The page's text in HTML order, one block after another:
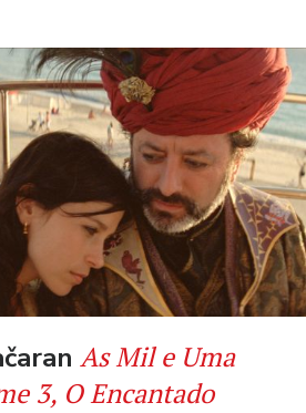
As Mil e Uma
3, O Encantado